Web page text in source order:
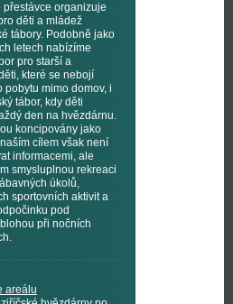
přestávce organizuje
děti a mládež
tábory. Podobně jako
letech nabízíme
pro starší a
které se nebojí
pobytu mimo domov, i
tábor, kdy děti
den na hvězdárnu.
koncipovány jako
cílem však není
informacemi, ale
smysluplnou rekreaci
úkolů,
sportovních aktivit a
pod
při nočních
areálu